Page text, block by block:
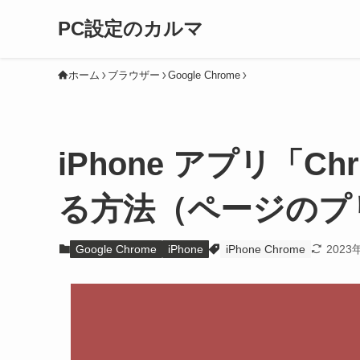
PC設定のカルマ
ホーム ブラウザー Google Chrome
iPhone アプリ「
る方法（ページの
Google Chrome iPhone iPhone Chrome 2023